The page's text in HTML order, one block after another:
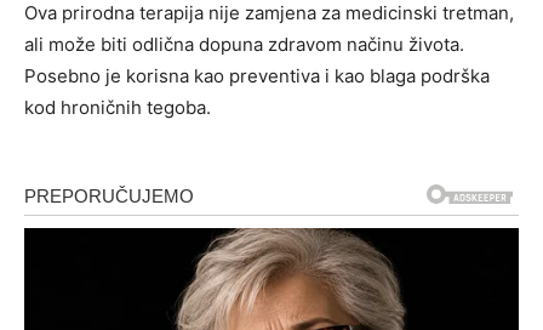
Ova prirodna terapija nije zamjena za medicinski tretman,
ali može biti odlična dopuna zdravom načinu života.
Posebno je korisna kao preventiva i kao blaga podrška
kod hroničnih tegoba.